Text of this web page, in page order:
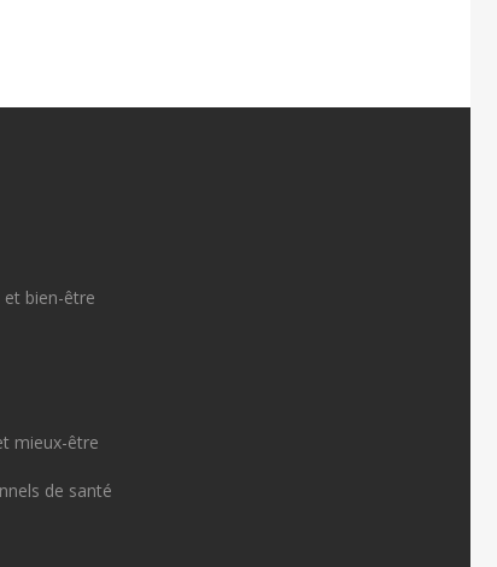
et bien-être
mieux-être
de santé